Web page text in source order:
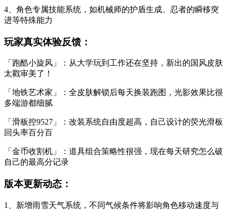
4、角色专属技能系统，如机械师的护盾生成、忍者的瞬移突
进等特殊能力
玩家真实体验反馈：
「跑酷小旋风」：从大学玩到工作还在坚持，新出的国风皮肤
太戳审美了！
「地铁艺术家」：全皮肤解锁后每天换装跑图，光影效果比很
多端游都细腻
「滑板控9527」：改装系统自由度超高，自己设计的荧光滑板
回头率百分百
「金币收割机」：道具组合策略性很强，现在每天研究怎么破
自己的最高分记录
版本更新动态：
1、新增雨雪天气系统，不同气候条件将影响角色移动速度与